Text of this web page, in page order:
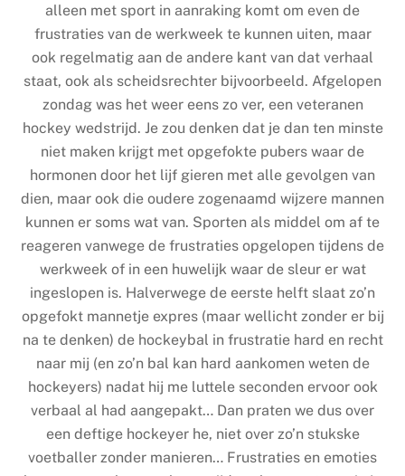
alleen met sport in aanraking komt om even de
frustraties van de werkweek te kunnen uiten, maar
ook regelmatig aan de andere kant van dat verhaal
staat, ook als scheidsrechter bijvoorbeeld. Afgelopen
zondag was het weer eens zo ver, een veteranen
hockey wedstrijd. Je zou denken dat je dan ten minste
niet maken krijgt met opgefokte pubers waar de
hormonen door het lijf gieren met alle gevolgen van
dien, maar ook die oudere zogenaamd wijzere mannen
kunnen er soms wat van. Sporten als middel om af te
reageren vanwege de frustraties opgelopen tijdens de
werkweek of in een huwelijk waar de sleur er wat
ingeslopen is. Halverwege de eerste helft slaat zo’n
opgefokt mannetje expres (maar wellicht zonder er bij
na te denken) de hockeybal in frustratie hard en recht
naar mij (en zo’n bal kan hard aankomen weten de
hockeyers) nadat hij me luttele seconden ervoor ook
verbaal al had aangepakt… Dan praten we dus over
een deftige hockeyer he, niet over zo’n stukske
voetballer zonder manieren… Frustraties en emoties